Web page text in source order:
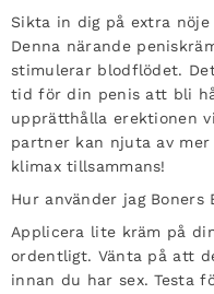
Sikta in dig på extra nöje
Denna närande
stimulerar blodflödet.
tid för din penis att bli
upprätthålla erektionen
partner kan njuta av
klimax tillsammans!
Hur använder jag Boners
Applicera lite kräm på
ordentligt. Vänta på att
innan du har sex. Testa